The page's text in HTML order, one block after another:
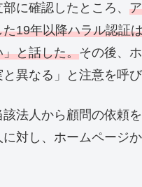
に確認したところ、
19年以降ハラル認証
と話した。その後、
異なる」と注意を呼び
該法人から顧問の依頼
対し、ホームページ